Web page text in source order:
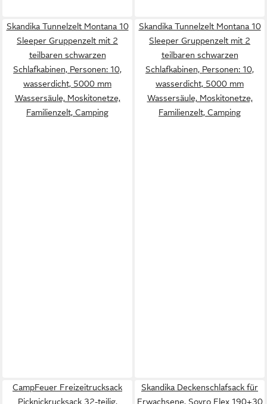
Skandika Tunnelzelt Montana 10
Sleeper Gruppenzelt mit 2
teilbaren schwarzen
Schlafkabinen, Personen: 10,
wasserdicht, 5000 mm
Wassersäule, Moskitonetze,
Familienzelt, Camping
Skandika Tunnelzelt Montana 10
Sleeper Gruppenzelt mit 2
teilbaren schwarzen
Schlafkabinen, Personen: 10,
wasserdicht, 5000 mm
Wassersäule, Moskitonetze,
Familienzelt, Camping
CampFeuer Freizeitrucksack
Picknickrucksack 32-teilig,
Skandika Deckenschlafsack für
Erwachsene, Sovro Flex 190+30